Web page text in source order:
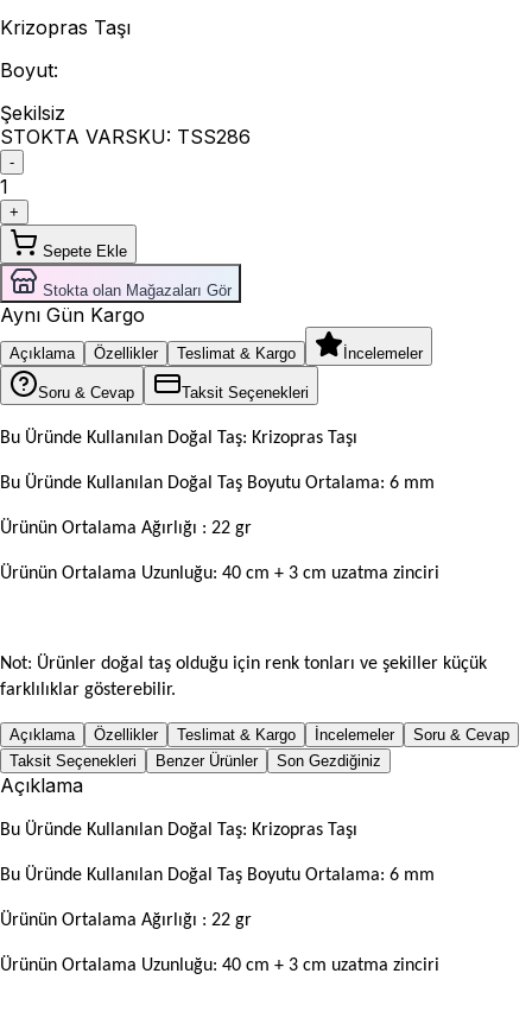
Krizopras Taşı
Boyut:
Şekilsiz
STOKTA VARSKU: TSS286
-
1
+
Sepete Ekle
Stokta olan Mağazaları Gör
Aynı Gün Kargo
Açıklama Özellikler Teslimat & Kargo İncelemeler
Soru & Cevap Taksit Seçenekleri
Bu Üründe Kullanılan Doğal Taş: Krizopras Taşı
Bu Üründe Kullanılan Doğal Taş Boyutu Ortalama: 6 mm
Ürünün Ortalama Ağırlığı : 22 gr
Ürünün Ortalama Uzunluğu: 40 cm + 3 cm uzatma zinciri
Not: Ürünler doğal taş olduğu için renk tonları ve şekiller küçük
farklılıklar gösterebilir.
Açıklama Özellikler Teslimat & Kargo İncelemeler
Soru & Cevap
Taksit Seçenekleri
Benzer Ürünler Son Gezdiğiniz
Açıklama
Bu Üründe Kullanılan Doğal Taş: Krizopras Taşı
Bu Üründe Kullanılan Doğal Taş Boyutu Ortalama: 6 mm
Ürünün Ortalama Ağırlığı : 22 gr
Ürünün Ortalama Uzunluğu: 40 cm + 3 cm uzatma zinciri